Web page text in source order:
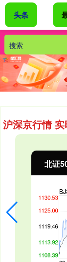
沪深京行情
北证
头条